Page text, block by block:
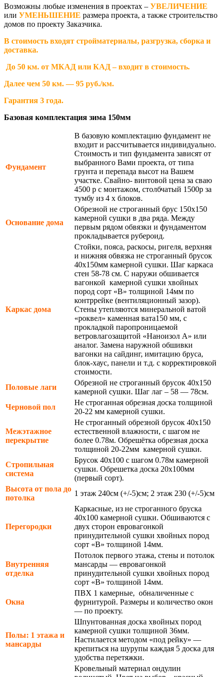
Возможны любые изменения в проектах – УВЕЛИЧЕНИЕ
или УМЕНЬШЕНИЕ размера проекта, а также строительство
домов по проекту Заказчика.
В стоимость входят стройматериалы, разгрузка, сборка и
доставка.
До 50 км. от МКАД или КАД – входит в стоимость.
Далее чем 50 км. — 95 руб./км.
Гарантия 3 года.
Базовая комплектация зима 150мм
Фундамент
В базовую комплектацию фундамент не
входит и рассчитывается индивидуально.
Стоимость и тип фундамента зависят от
выбранного Вами проекта, от типа
грунта и перепада высот на Вашем
участке. Свайно- винтовой цена за сваю
4500 р с монтажом, столбчатый 1500р за
тумбу из 4 х блоков.
Основание дома
Обрезной не строганный брус 150х150
камерной сушки в два ряда. Между
первым рядом обвязки и фундаментом
прокладывается рубероид.
Каркас дома
Стойки, пояса, раскосы, ригеля, верхняя
и нижняя обвязка не строганный брусок
40х150мм камерной сушки. Шаг каркаса
стен 58-78 см. С наружи обшивается
вагонкой камерной сушки хвойных
пород сорт «В» толщиной 14мм по
контррейке (вентиляционный зазор).
Стены утепляются минеральной ватой
«роквел» каменная вата150 мм, с
прокладкой паропроницаемой
ветровлагозащитой «Наноизол А» или
аналог. Замена наружной обшивки
вагонки на сайдинг, имитацию бруса,
блок-хаус, панели и т.д. с корректировкой
стоимости.
Половые лаги
Обрезной не строганный брусок 40х150
камерной сушки. Шаг лаг – 58 — 78см.
Черновой пол
Не строганная обрезная доска толщиной
20-22 мм камерной сушки.
Межэтажное
перекрытие
Не строганный обрезной брусок 40х150
естественной влажности, с шагом не
более 0.78м. Обрешётка обрезная доска
толщиной 20-22мм камерной сушки.
Стропильная
система
Брусок 40х100 с шагом 0.78м камерной
сушки. Обрешетка доска 20х100мм
(первый сорт).
Высота от пола до
потолка
1 этаж 240см (+/-5)см; 2 этаж 230 (+/-5)см
Перегородки
Каркасные, из не строганного бруска
40х100 камерной сушки. Обшиваются с
двух сторон евровагонкой
принудительной сушки хвойных пород
сорт «В» толщиной 14мм.
Внутренняя
отделка
Потолок первого этажа, стены и потолок
мансарды — евровагонкой
принудительной сушки хвойных пород
сорт «В» толщиной 14мм.
Окна
ПВХ 1 камерные, обналиченные с
фурнитурой. Размеры и количество окон
— по проекту.
Полы: 1 этажа и
мансарды
Шпунтованная доска хвойных пород
камерной сушки толщиной 36мм.
Настилается методом «под рейку» —
крепиться на шурупы каждая 5 доска для
удобства перетяжки.
Кровельный материал ондулин